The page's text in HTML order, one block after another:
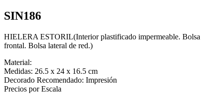
SIN186
HIELERA ESTORIL(Interior plastificado impermeable. Bolsa
frontal. Bolsa lateral de red.)
Material:
Medidas: 26.5 x 24 x 16.5 cm
Decorado Recomendado: Impresión
Precios por Escala